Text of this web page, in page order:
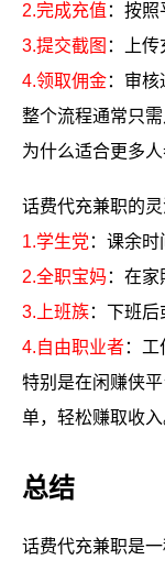
2.完成充值 ：按照
3.提交截图 ：上传
4.领取佣金：审
整个流程通常只
为什么适合更多人
话费代充兼职的
1.学生党 ：课余时
2.全职宝妈 ：在家
3.上班族：下班后
4.自由职业者：
特别是在闲赚侠
单，轻松赚取收入
总结
话费代充兼职是